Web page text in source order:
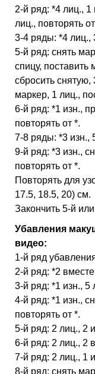
2-й ряд: *4 лиц., 1
лиц., повторять
3-4 ряды: *4 лиц.,
5-й ряд: снять
спицу, поставить
сбросить снятую,
маркер, 1 лиц.,
6-й ряд: *1 изн.,
повторять от *.
7-8 ряды: *3 изн.,
9-й ряд: *3 изн.,
повторять от *.
Повторять для
17.5, 18.5, 20) см.
Закончить 5-й
Убавления
видео:
1-й ряд
2-й ряд: *2
3-й ряд: *1 изн., 5
4-й ряд: *1 изн.,
повторять от *.
5-й ряд: 2 лиц., 2
6-й ряд: 2 лиц., 2
7-й ряд: 2 лиц., 1
8-й ряд: снять